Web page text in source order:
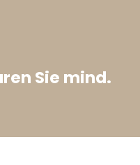
Sie mind.